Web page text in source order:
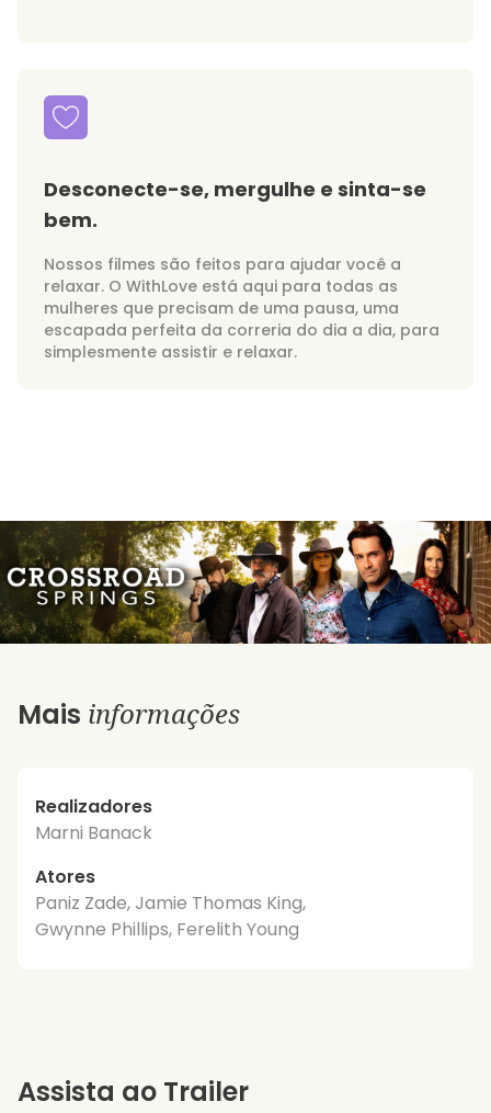
Desconecte-se, mergulhe e sinta-se
bem.
Nossos filmes são feitos para ajudar você a
relaxar. O WithLove está aqui para todas as
mulheres que precisam de uma pausa, uma
escapada perfeita da correria do dia a dia, para
simplesmente assistir e relaxar.
Mais informações
Realizadores
Marni Banack
Atores
Paniz Zade, Jamie Thomas King,
Gwynne Phillips, Ferelith Young
Assista ao Trailer